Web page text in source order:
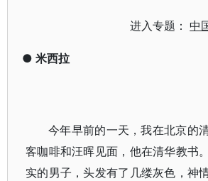
进入专题：中
● 米西拉
今年早前的一天，我在北京的
客咖啡和汪晖见面，他在清华教书
实的男子，头发有了几缕灰色，神